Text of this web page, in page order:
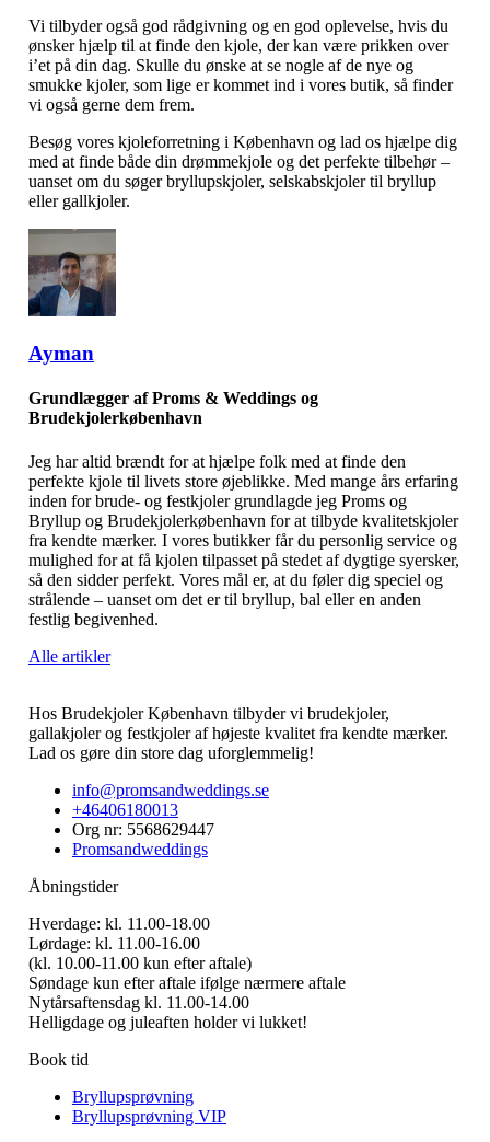
Vi tilbyder også god rådgivning og en god oplevelse, hvis du
ønsker hjælp til at finde den kjole, der kan være prikken over
i’et på din dag. Skulle du ønske at se nogle af de nye og
smukke kjoler, som lige er kommet ind i vores butik, så finder
vi også gerne dem frem.
Besøg vores kjoleforretning i København og lad os hjælpe dig
med at finde både din drømmekjole og det perfekte tilbehør –
uanset om du søger bryllupskjoler, selskabskjoler til bryllup
eller gallkjoler.
Ayman
Grundlægger af Proms & Weddings og
Brudekjolerkøbenhavn
Jeg har altid brændt for at hjælpe folk med at finde den
perfekte kjole til livets store øjeblikke. Med mange års erfaring
inden for brude- og festkjoler grundlagde jeg Proms og
Bryllup og Brudekjolerkøbenhavn for at tilbyde kvalitetskjoler
fra kendte mærker. I vores butikker får du personlig service og
mulighed for at få kjolen tilpasset på stedet af dygtige syersker,
så den sidder perfekt. Vores mål er, at du føler dig speciel og
strålende – uanset om det er til bryllup, bal eller en anden
festlig begivenhed.
Alle artikler
Hos Brudekjoler København tilbyder vi brudekjoler,
gallakjoler og festkjoler af højeste kvalitet fra kendte mærker.
Lad os gøre din store dag uforglemmelig!
info@promsandweddings.se
+46406180013
Org nr: 5568629447
Promsandweddings
Åbningstider
Hverdage: kl. 11.00-18.00
Lørdage: kl. 11.00-16.00
(kl. 10.00-11.00 kun efter aftale)
Søndage kun efter aftale ifølge nærmere aftale
Nytårsaftensdag kl. 11.00-14.00
Helligdage og juleaften holder vi lukket!
Book tid
Bryllupsprøvning
Bryllupsprøvning VIP